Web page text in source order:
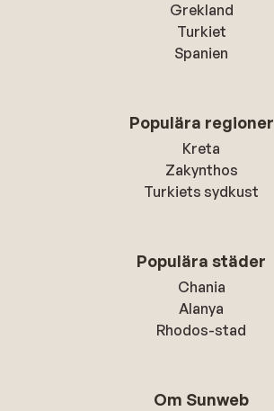
Grekland
Turkiet
Spanien
Populära regioner
Kreta
Zakynthos
Turkiets sydkust
Populära städer
Chania
Alanya
Rhodos-stad
Om Sunweb